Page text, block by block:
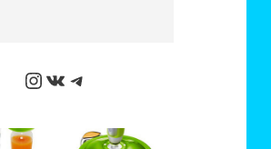
Instagram
ВКонтакте
Telegram